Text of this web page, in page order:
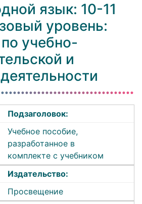
язык: 10-11
уровень:
учебно-
и
Подзаголовок:
Учебное пособие,
разработанное в
комплекте с учебником
Издательство:
Просвещение